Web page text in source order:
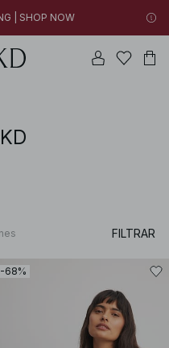
| SHOP NOW
19s
NOW
| SHOP NOW
FILTRAR
-68%